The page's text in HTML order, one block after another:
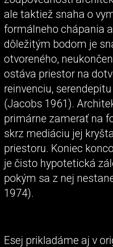
ale taktiež snaha o
formálneho chápania
dôležitým bodom je
otvoreného,
ostáva priestor na
reinvenciu,
(Jacobs 1961).
primárne zamerať na
skrz mediáciu jej
priestoru. Koniec
je čisto hypotetická
pokým sa z nej
1974).
Esej prikladáme aj v